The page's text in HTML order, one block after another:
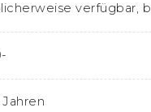
verfügbar,